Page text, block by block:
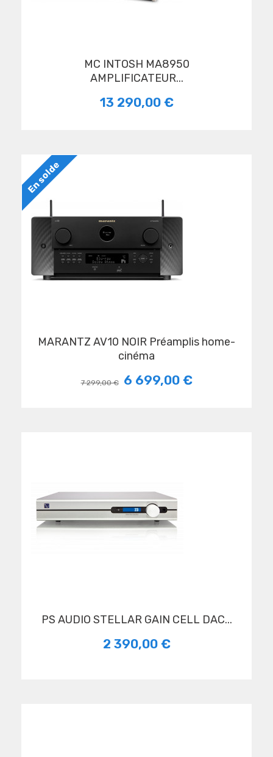
MC INTOSH MA8950
AMPLIFICATEUR...
13 290,00 €
En solde
MARANTZ AV10 NOIR Préamplis home-
cinéma
7 299,00 € 6 699,00 €
PS AUDIO STELLAR GAIN CELL DAC...
2 390,00 €